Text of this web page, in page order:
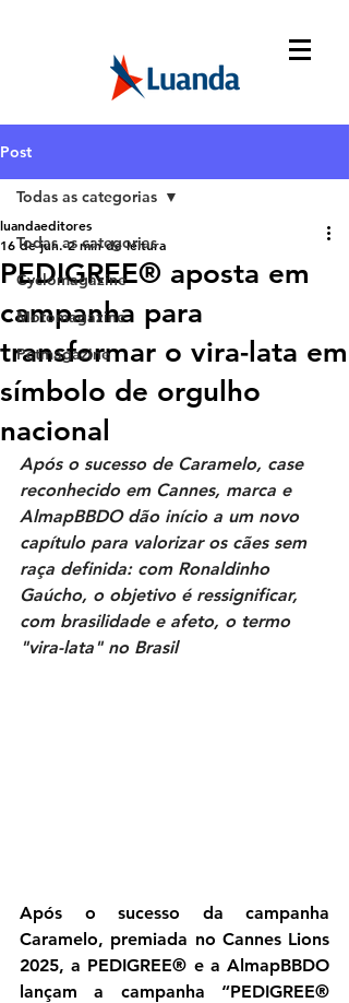
Post
Todas as categorias
Cyclomagazine
Motomagazine
Petmagazine
Todas as categorias
PEDIGREE® aposta em
campanha para
transformar o vira-lata em
símbolo de orgulho
nacional
luandaeditores
16 de jun. 2 min de leitura
Após o sucesso de Caramelo, case
reconhecido em Cannes, marca e
AlmapBBDO dão início a um novo
capítulo para valorizar os cães sem
raça definida: com Ronaldinho
Gaúcho, o objetivo é ressignificar,
com brasilidade e afeto, o termo
"vira-lata" no Brasil
Após o sucesso da campanha
Caramelo, premiada no Cannes Lions
2025, a PEDIGREE® e a AlmapBBDO
lançam a campanha “PEDIGREE®